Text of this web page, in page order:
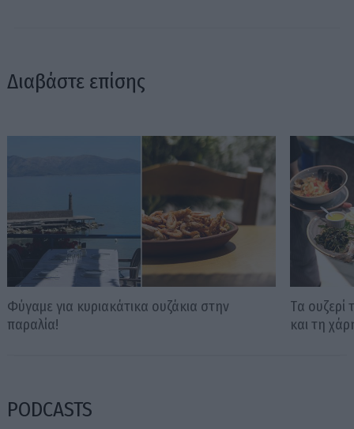
Διαβάστε επίσης
Φύγαμε για κυριακάτικα ουζάκια στην
παραλία!
Tα ουζερί
και τη
PODCASTS